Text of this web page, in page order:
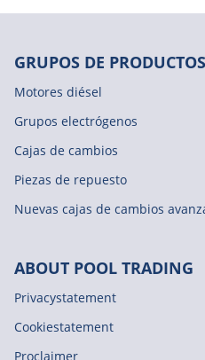
GRUPOS DE PRODUCTOS
Motores diésel
Grupos electrógenos
Cajas de cambios
Piezas de repuesto
Nuevas cajas de cambios
ABOUT POOL TRADING
Privacystatement
Cookiestatement
Proclaimer